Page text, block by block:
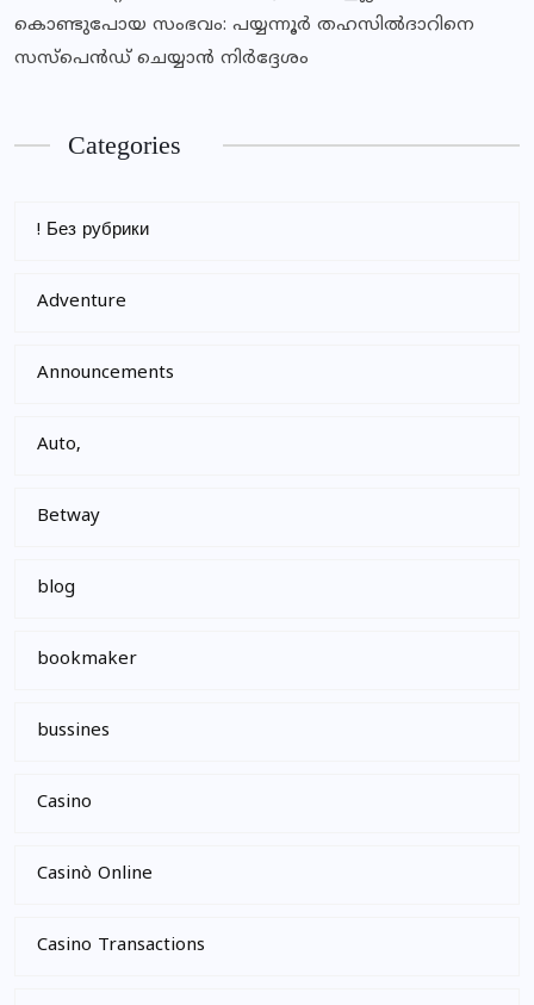
കൊണ്ടുപോയ സംഭവം: പയ്യന്നൂര്‍ തഹസില്‍ദാറിനെ
സസ്‌പെന്‍ഡ് ചെയ്യാന്‍ നിര്‍ദ്ദേശം
Categories
! Без рубрики
Adventure
Announcements
Auto,
Betway
blog
bookmaker
bussines
Casino
Casinò Online
Casino Transactions